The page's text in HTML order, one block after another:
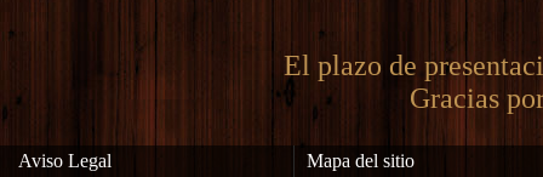
El plazo de
Gracias
Aviso Legal
Mapa del sitio